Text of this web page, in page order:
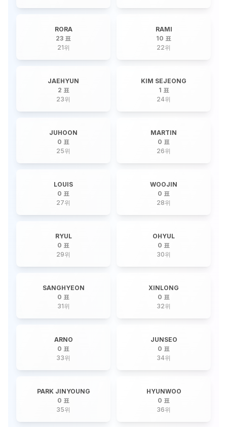
RORA
23 표
21위
RAMI
10 표
22위
JAEHYUN
2 표
23위
KIM SEJEONG
1 표
24위
JUHOON
0 표
25위
MARTIN
0 표
26위
LOUIS
0 표
27위
WOOJIN
0 표
28위
RYUL
0 표
29위
OHYUL
0 표
30위
SANGHYEON
0 표
31위
XINLONG
0 표
32위
ARNO
0 표
33위
JUNSEO
0 표
34위
PARK JINYOUNG
0 표
35위
HYUNWOO
0 표
36위